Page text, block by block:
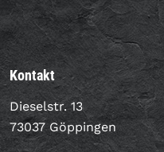
Kontakt
Dieselstr. 13
73037 Göppingen